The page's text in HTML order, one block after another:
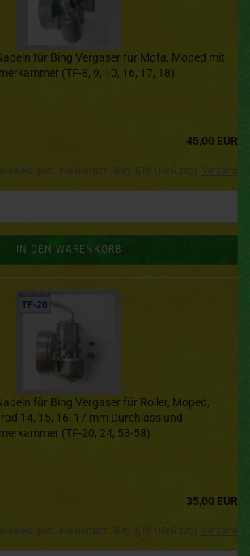
für Bing Vergaser für Mofa, Moped mit
(TF-8, 9, 10, 16, 17, 18)
45,00 EUR
IN DEN WARENKORB
für Bing Vergaser für Roller, Moped,
14, 15, 16, 17 mm Durchlass und
(TF-20, 24, 53-58)
35,00 EUR
Versand